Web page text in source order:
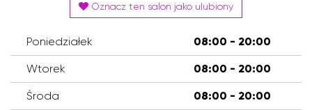
Oznacz ten salon jako ulubiony
Poniedziałek 08:00 - 20:00
Wtorek 08:00 - 20:00
Środa 08:00 - 20:00